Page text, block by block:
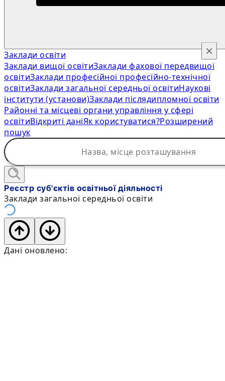
Заклади освіти
Заклади вищої освітиЗаклади фахової передвищої
освітиЗаклади професійної професійно-технічної
освітиЗаклади загальної середньої освітиНаукові
інститути (установи)Заклади післядипломної освіти
Районні та місцеві органи управління у сфері
освітиВідкриті даніЯк користуватися?Розширений
пошук
×
Реєстр суб'єктів освітньої діяльності
Заклади загальної середньої освіти
Дані оновлено: